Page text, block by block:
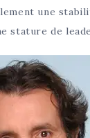
une
stature de